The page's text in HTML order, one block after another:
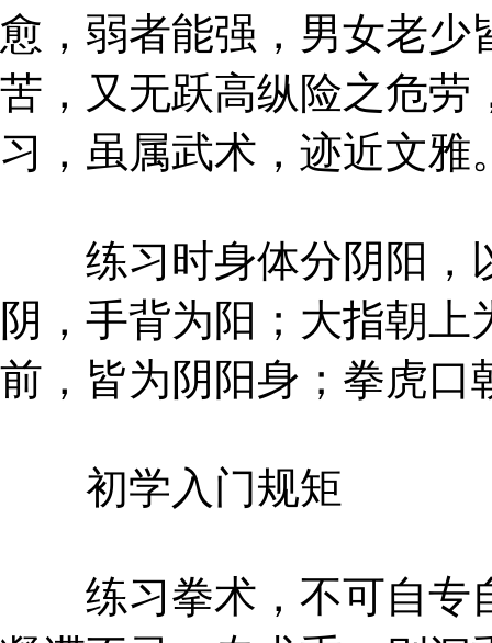
愈，弱者能强，男女老少
苦，又无跃高纵险之危劳
习，虽属武术，迹近文雅
练习时身体分阴阳，
阴，手背为阳；大指朝
前，皆为阴阳身；拳虎口
初学入门规矩
练习拳术，不可自专